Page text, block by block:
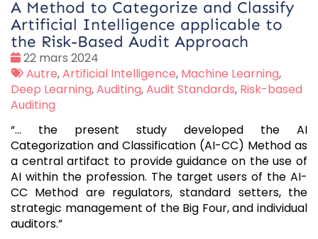
A Method to Categorize and Classify
Artificial Intelligence applicable to
the Risk-Based Audit Approach
Date
:
22 mars 2024
Tags
:
Autre,Artificial Intelligence, Machine Learning,
Deep Learning,Auditing,Audit Standards, Risk-based
Auditing
“… the present study developed the AI
Categorization and Classification (AI-CC) Method as
a central artifact to provide guidance on the use of
AI within the profession. The target users of the AI-
CC Method are regulators, standard setters, the
strategic management of the Big Four, and individual
auditors.”